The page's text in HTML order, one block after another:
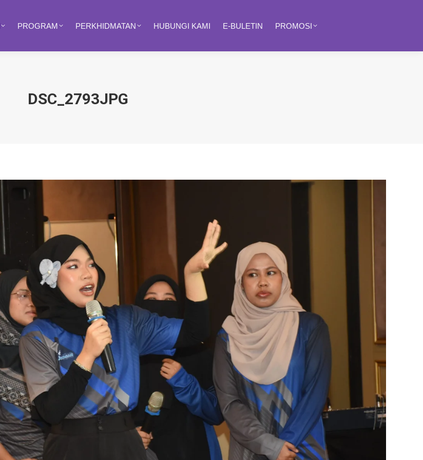
PROGRAM PERKHIDMATAN HUBUNGI KAMI E-BULETIN PROMOSI
DSC_2793JPG